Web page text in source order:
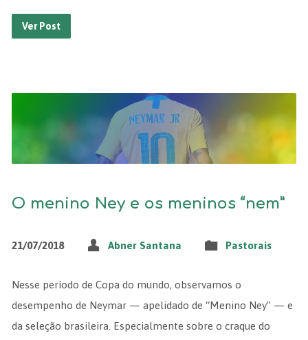
Ver Post
O menino Ney e os meninos “nem”
21/07/2018 Abner Santana Pastorais
Nesse período de Copa do mundo, observamos o
desempenho de Neymar — apelidado de “Menino Ney” — e
da seleção brasileira. Especialmente sobre o craque do